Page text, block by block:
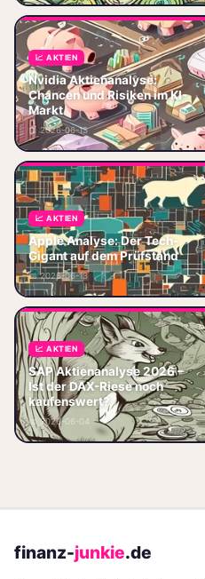
📈 AKTIEN
Nvidia Aktienanalyse:
Chancen und Risiken im KI-
Markt
📅 2026-06-13
📈 AKTIEN
Apple Analyse: Der Tech-
Gigant auf dem Prüfstand
📅 2026-06-13
📈 AKTIEN
SAP Aktienanalyse 2026 –
Ist der DAX-Riese noch
kaufenswert?
📅 2026-06-04
finanz-junkie.de